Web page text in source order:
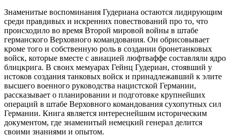
Знаменитые воспоминания Гудериана остаются лидирующим
среди правдивых и искренних повествований про то, что
происходило во время Второй мировой войны в штабе
германского Верховного командования. Он обрисовывает
кроме того и собственную роль в создании бронетанковых
войск, которые вместе с авиацией люфтваффе составляли ядро
блицкрига. В своих мемуарах Гейнц Гудериан, стоявший у
истоков создания танковых войск и принадлежавший к элите
высшего военного руководства нацистской Германии,
рассказывает о планировании и подготовке крупнейших
операций в штабе Верховного командования сухопутных сил
Германии. Книга является интереснейшим историческим
документом, где знаменитый немецкий генерал делится
своими знаниями и опытом.